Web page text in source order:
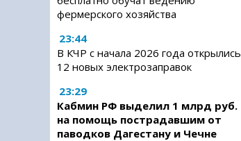
фермерского хозяйства
23:44
В КЧР с начала 2026 года открылись
12 новых электрозаправок
23:29
Кабмин РФ выделил 1 млрд руб.
на помощь пострадавшим от
паводков Дагестану и Чечне